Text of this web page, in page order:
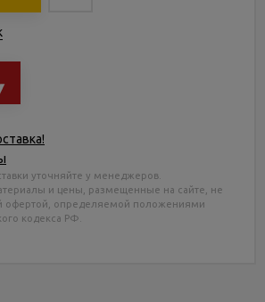
уточняйте у менеджеров.
и цены, размещенные на сайте, не
офертой, определяемой положениями
кодекса РФ.